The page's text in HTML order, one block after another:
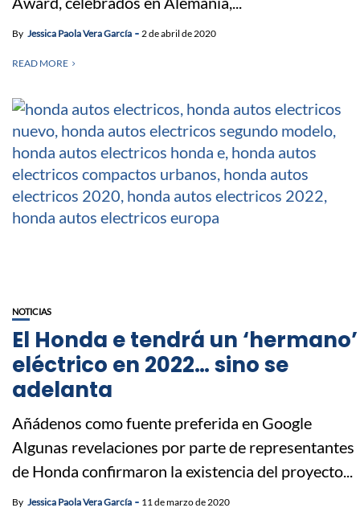
By Jessica Paola Vera García 2 de abril de 2020
READ MORE
NOTICIAS
El Honda e tendrá un ‘hermano’
eléctrico en 2022… sino se
adelanta
Añádenos como fuente preferida en Google
Algunas revelaciones por parte de representantes
de Honda confirmaron la existencia del proyecto...
By Jessica Paola Vera García 11 de marzo de 2020